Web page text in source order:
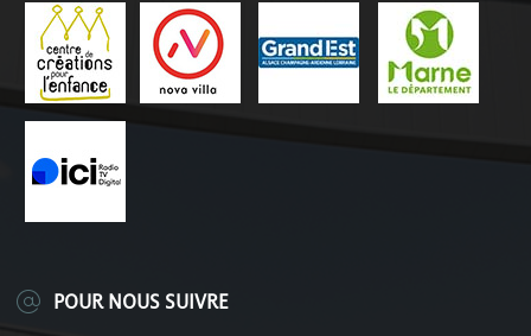
POUR NOUS SUIVRE